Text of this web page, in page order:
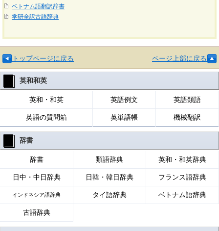
ベトナム語翻訳辞書
学研全訳古語辞典
トップページに戻る ページ上部に戻る
英和和英
英和・和英 英語例文 英語類語
英語の質問箱 英単語帳 機械翻訳
辞書
辞書 類語辞典 英和・和英辞典
日中・中日辞典 日韓・韓日辞典 フランス語辞典
インドネシア語辞典 タイ語辞典 ベトナム語辞典
古語辞典